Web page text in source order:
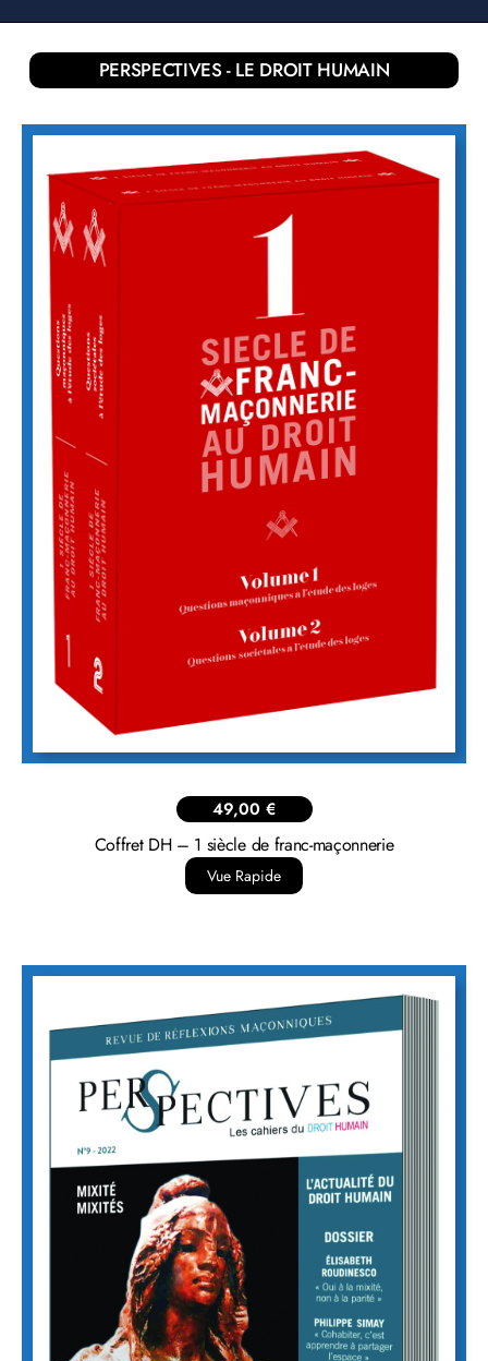
PERSPECTIVES - LE DROIT HUMAIN
49,00 €
Coffret DH – 1 siècle de franc-maçonnerie
Vue Rapide